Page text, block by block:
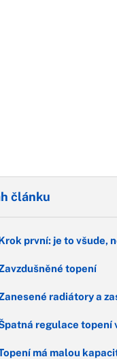
článku
první: je to všude,
topení
radiátory a
regulace topení
má malou